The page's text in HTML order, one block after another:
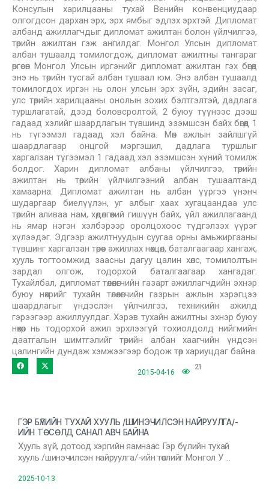
Консулын харилцааны тухай Венийн конвенциудаар
олгогдсон дархан эрх, эрх ямбыг эдлэх эрхтэй. Дипломат
албанд ажиллагчдыг дипломат ажилтан болон үйлчилгээ,
төрийн ажилтан гэж ангилдаг. Монгол Улсын дипломат
албан тушаалд томилогдож, дипломат ажилтны тангараг
өргөсөн Монгол Улсын иргэнийг дипломат ажилтан гэх бөгөөд
энэ нь төрийн тусгай албан тушаал юм. Энэ албан тушаалд
томилогдох иргэн нь олон улсын эрх зүйн, эдийн засаг,
улс төрийн харилцааны онолын зохих бэлтгэлтэй, дадлага
туршлагатай, дээд боловсролтой, 2 буюу түүнээс дээш
гадаад хэлийг шаардлагын түвшинд эзэмшсэн байх бөгөөд 1
нь түгээмэл гадаад хэл байна. Мөн ажлын зайлшгүй
шаардлагаар онцгой мэргэшил, дадлага туршлыг
харгалзан түгээмэл 1 гадаад хэл эзэмшсэн хүний томилж
болдог. Харин дипломат албаны үйлчилгээ, төрийн
ажилтан нь төрийн үйлчилгээний албан тушаалтанд
хамаарна. Дипломат ажилтан нь албан үүргээ үнэнч
шударгаар биелүүлэн, уг албыг хаах хугацаандаа улс
төрийн аливаа нам, хөдөлгөөний гишүүн байх, үйл ажиллагаанд
нь ямар нэгэн хэлбэрээр оролцохоос түдгэлзэх үүрэг
хүлээдэг. Эдгээр ажилтнуудын суугаа орны амьжиргааны
түвшинг харгалзан төрөөс ажиллах нөхцөл, баталгаагаар хангаж,
хууль тогтоомжид заасны дагуу цалин хөлс, томилолтын
зардал олгож, тодорхой баталгаагаар хангадаг.
Тухайлбал, дипломат төлөөлөгчийн газарт ажиллагчдийн эхнэр
буюу нөхрийг тухайн төлөөлөгчийн газрын ажлын хэрэгцээ
шаардлагыг үндэслэн үйлчилгээ, техникийн ажилд
гэрээгээр ажиллуулдаг. Хэрэв тухайн ажилтны эхнэр буюу
нөхөр нь тодорхой ажил эрхлээгүй тохиолдолд нийгмийн
даатгалын шимтгэлийг төрийн албан хаагчийн үндсэн
цалингийн дундаж хэмжээгээр бодож төр хариуцдаг байна.
2015-04-16
21
ГЭР БҮЛИЙН ТУХАЙ ХУУЛЬ /ШИНЭЧИЛСЭН НАЙРУУЛГА/-
ИЙН ТӨСӨЛД САНАЛ АВЧ БАЙНА
Хууль зүй, дотоод хэргийн яамнаас Гэр бүлийн тухай
хууль /шинэчилсэн найруулга/-ийн төслийг Монгол У …
2025-10-13